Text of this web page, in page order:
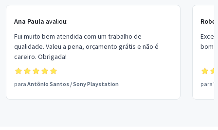
Ana Paula avaliou:
Fui muito bem atendida com um trabalho de
qualidade. Valeu a pena, orçamento grátis e não é
careiro. Obrigada!
para Antônio Santos /Sony Playstation
bom
para